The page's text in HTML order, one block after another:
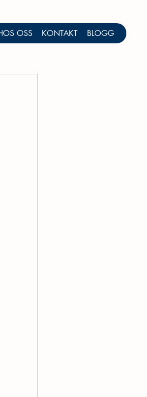
OSS KONTAKT BLOGG